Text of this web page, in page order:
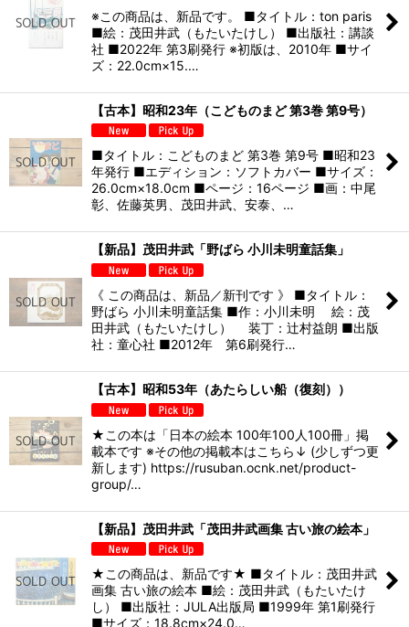
絞り込む
※この商品は、新品です。 ■タイトル：ton paris
■絵：茂田井武（もたいたけし） ■出版社：講談
社 ■2022年 第3刷発行 ※初版は、2010年 ■サイ
ズ：22.0cm×15.…
【古本】昭和23年（こどものまど 第3巻 第9号）
■タイトル：こどものまど 第3巻 第9号 ■昭和23
年発行 ■エディション：ソフトカバー ■サイズ：
26.0cm×18.0cm ■ページ：16ページ ■画：中尾
彰、佐藤英男、茂田井武、安泰、…
【新品】茂田井武「野ばら 小川未明童話集」
《 この商品は、新品／新刊です 》 ■タイトル：
野ばら 小川未明童話集 ■作：小川未明 絵：茂
田井武（もたいたけし） 装丁：辻村益朗 ■出版
社：童心社 ■2012年 第6刷発行…
【古本】昭和53年（あたらしい船（復刻））
★この本は「日本の絵本 100年100人100冊」掲
載本です ※その他の掲載本はこちら↓ (少しずつ更
新します) https://rusuban.ocnk.net/product-
group/…
【新品】茂田井武「茂田井武画集 古い旅の絵本」
★この商品は、新品です★ ■タイトル：茂田井武
画集 古い旅の絵本 ■絵：茂田井武（もたいたけ
し） ■出版社：JULA出版局 ■1999年 第1刷発行
■サイズ：18.8cm×24.0…